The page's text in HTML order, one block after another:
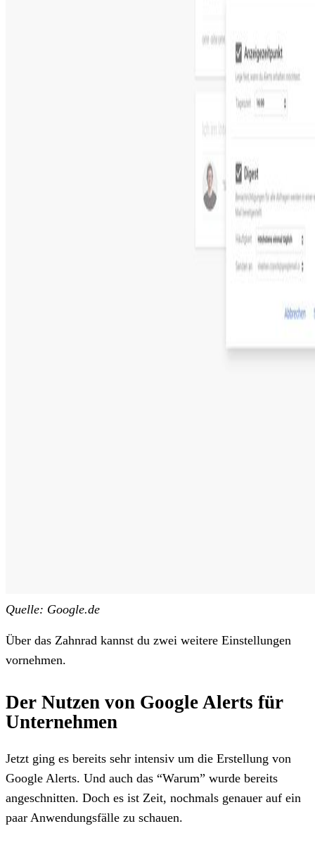
Quelle: Google.de
Über das Zahnrad kannst du zwei weitere Einstellungen
vornehmen.
Der Nutzen von Google Alerts für
Unternehmen
Jetzt ging es bereits sehr intensiv um die Erstellung von
Google Alerts. Und auch das “Warum” wurde bereits
angeschnitten. Doch es ist Zeit, nochmals genauer auf ein
paar Anwendungsfälle zu schauen.